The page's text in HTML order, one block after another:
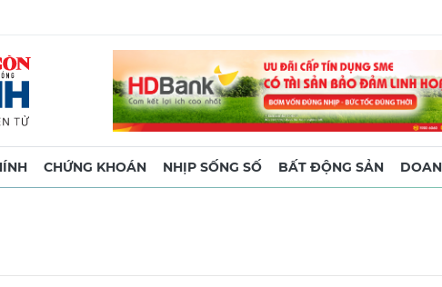
CHỨNG KHOÁN NHỊP SỐNG SỐ BẤT ĐỘNG SẢN